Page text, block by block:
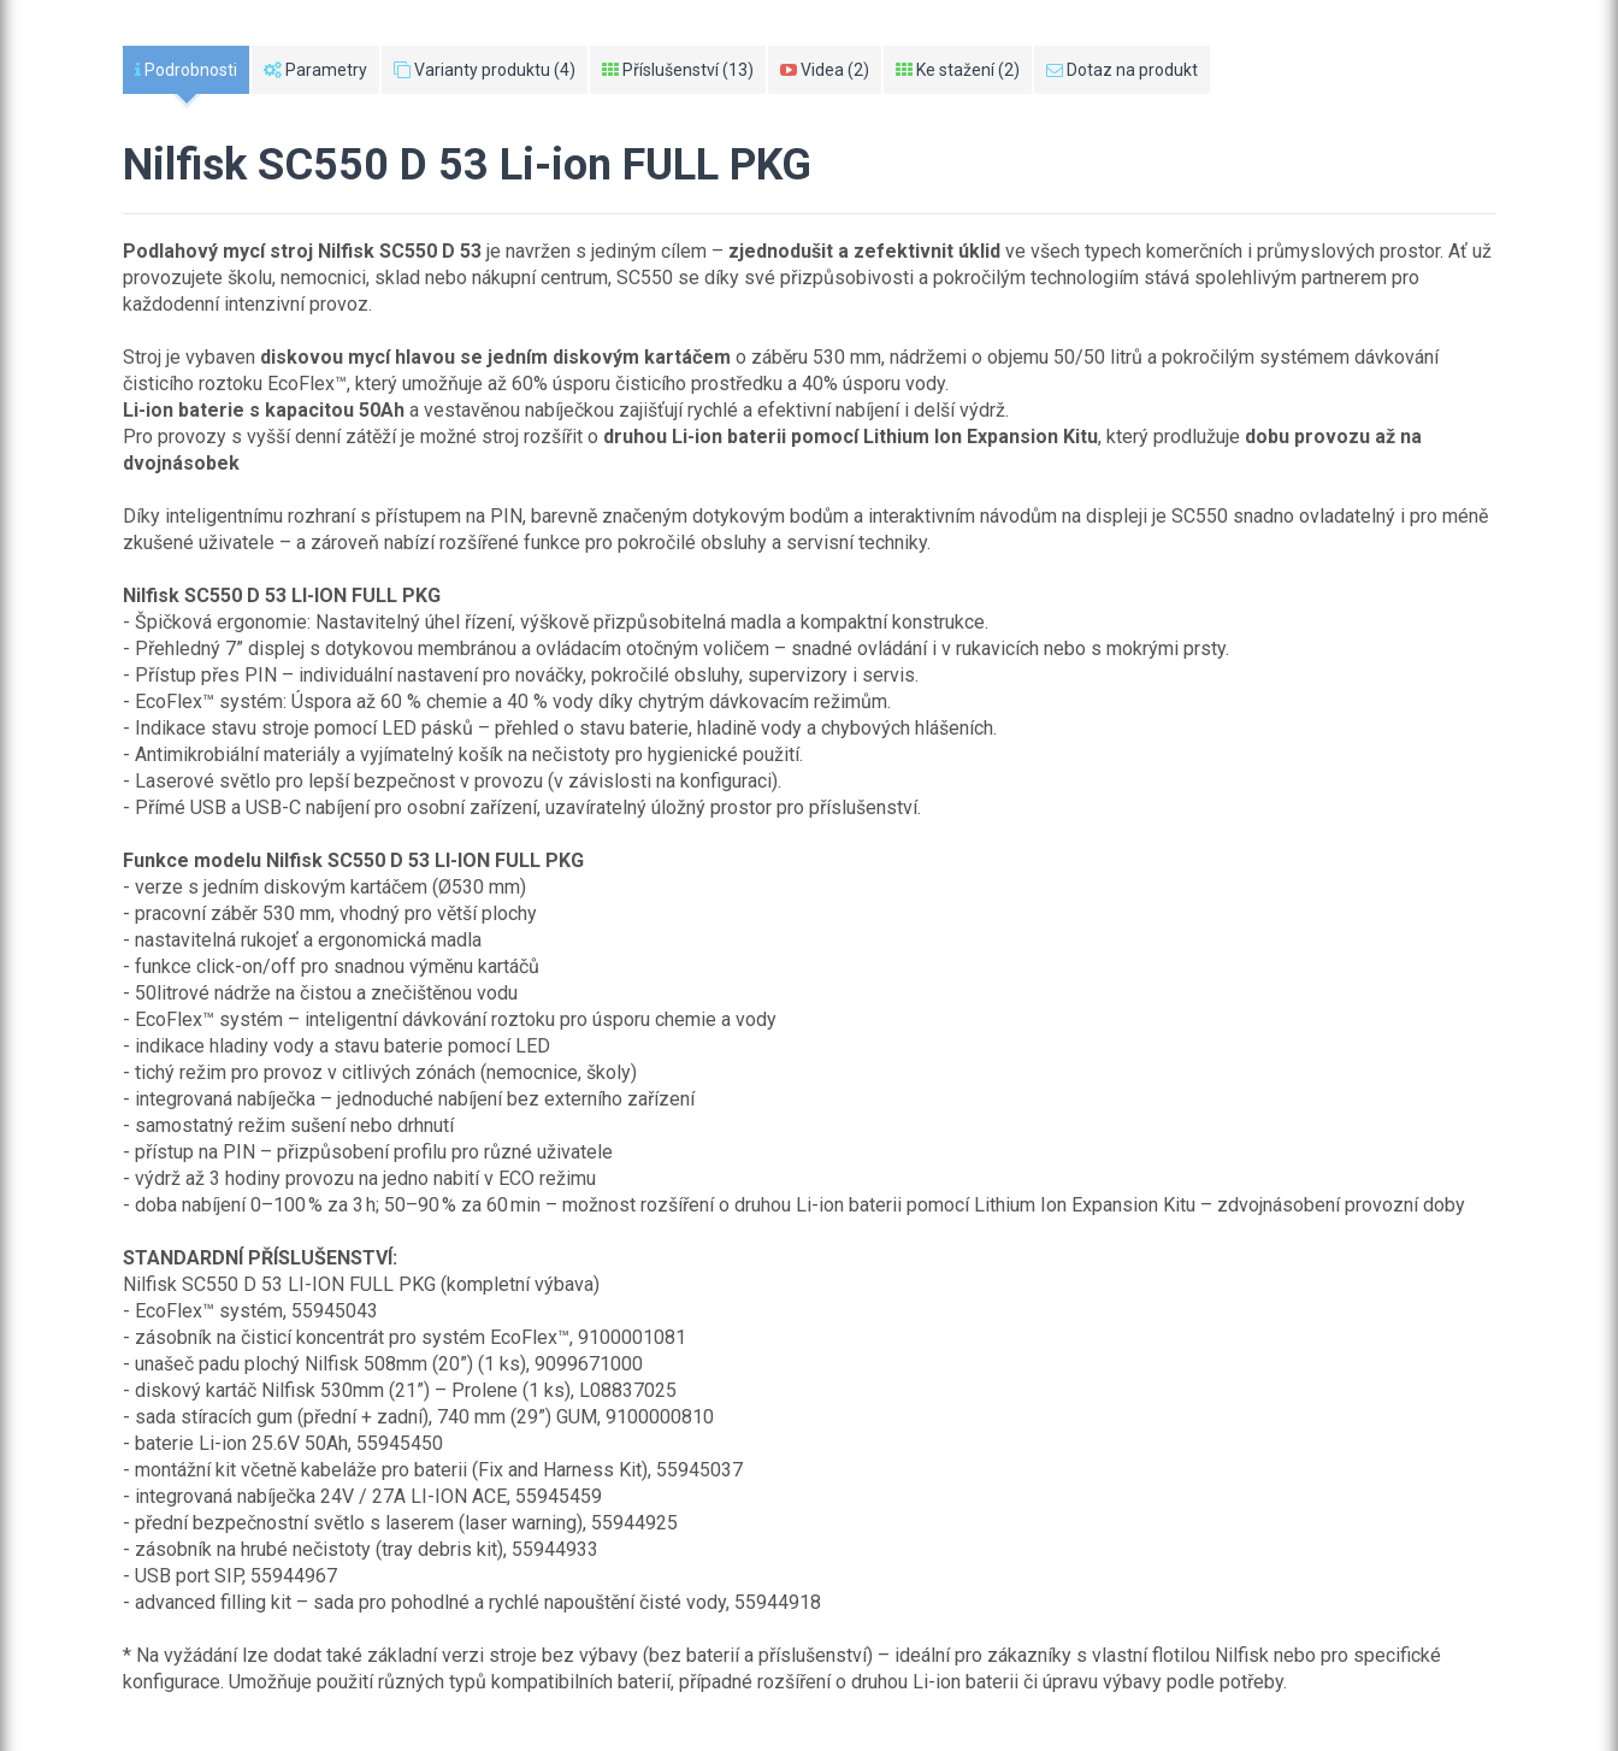
Podrobnosti Parametry Varianty produktu (4) Příslušenství (13) Videa (2) Ke stažení (2) Dotaz na produkt
Nilfisk SC550 D 53 Li-ion FULL PKG
Podlahový mycí stroj Nilfisk SC550 D 53 je navržen s jediným cílem – zjednodušit a zefektivnit úklid ve všech typech komerčních i průmyslových prostor. Ať už
provozujete školu, nemocnici, sklad nebo nákupní centrum, SC550 se díky své přizpůsobivosti a pokročilým technologiím stává spolehlivým partnerem pro
každodenní intenzivní provoz.
Stroj je vybaven diskovou mycí hlavou se jedním diskovým kartáčem o záběru 530 mm, nádržemi o objemu 50/50 litrů a pokročilým systémem dávkování
čisticího roztoku EcoFlex™, který umožňuje až 60% úsporu čisticího prostředku a 40% úsporu vody.
Li-ion baterie s kapacitou 50Ah a vestavěnou nabíječkou zajišťují rychlé a efektivní nabíjení i delší výdrž.
Pro provozy s vyšší denní zátěží je možné stroj rozšířit o druhou Li-ion baterii pomocí Lithium Ion Expansion Kitu, který prodlužuje dobu provozu až na
dvojnásobek
Díky inteligentnímu rozhraní s přístupem na PIN, barevně značeným dotykovým bodům a interaktivním návodům na displeji je SC550 snadno ovladatelný i pro méně
zkušené uživatele – a zároveň nabízí rozšířené funkce pro pokročilé obsluhy a servisní techniky.
Nilfisk SC550 D 53 LI-ION FULL PKG
- Špičková ergonomie: Nastavitelný úhel řízení, výškově přizpůsobitelná madla a kompaktní konstrukce.
- Přehledný 7” displej s dotykovou membránou a ovládacím otočným voličem – snadné ovládání i v rukavicích nebo s mokrými prsty.
- Přístup přes PIN – individuální nastavení pro nováčky, pokročilé obsluhy, supervizory i servis.
- EcoFlex™ systém: Úspora až 60 % chemie a 40 % vody díky chytrým dávkovacím režimům.
- Indikace stavu stroje pomocí LED pásků – přehled o stavu baterie, hladině vody a chybových hlášeních.
- Antimikrobiální materiály a vyjímatelný košík na nečistoty pro hygienické použití.
- Laserové světlo pro lepší bezpečnost v provozu (v závislosti na konfiguraci).
- Přímé USB a USB-C nabíjení pro osobní zařízení, uzavíratelný úložný prostor pro příslušenství.
Funkce modelu Nilfisk SC550 D 53 LI-ION FULL PKG​
- verze s jedním diskovým kartáčem (Ø530 mm)
- pracovní záběr 530 mm, vhodný pro větší plochy
- nastavitelná rukojeť a ergonomická madla
- funkce click-on/off pro snadnou výměnu kartáčů
- 50litrové nádrže na čistou a znečištěnou vodu
- EcoFlex™ systém – inteligentní dávkování roztoku pro úsporu chemie a vody
- indikace hladiny vody a stavu baterie pomocí LED
- tichý režim pro provoz v citlivých zónách (nemocnice, školy)
- integrovaná nabíječka – jednoduché nabíjení bez externího zařízení
- samostatný režim sušení nebo drhnutí
- přístup na PIN – přizpůsobení profilu pro různé uživatele
- výdrž až 3 hodiny provozu na jedno nabití v ECO režimu
- doba nabíjení 0–100 % za 3 h; 50–90 % za 60 min – možnost rozšíření o druhou Li-ion baterii pomocí Lithium Ion Expansion Kitu – zdvojnásobení provozní doby
STANDARDNÍ PŘÍSLUŠENSTVÍ:
Nilfisk SC550 D 53 LI-ION FULL PKG (kompletní výbava)
- EcoFlex™ systém, 55945043
- zásobník na čisticí koncentrát pro systém EcoFlex™, 9100001081
- unašeč padu plochý Nilfisk 508mm (20”) (1 ks), 9099671000
- diskový kartáč Nilfisk 530mm (21”) – Prolene (1 ks), L08837025
- sada stíracích gum (přední + zadní), 740 mm (29”) GUM, 9100000810
- baterie Li-ion 25.6V 50Ah, 55945450
- montážní kit včetně kabeláže pro baterii (Fix and Harness Kit), 55945037
- integrovaná nabíječka 24V / 27A LI-ION ACE, 55945459
- přední bezpečnostní světlo s laserem (laser warning), 55944925
- zásobník na hrubé nečistoty (tray debris kit), 55944933
- USB port SIP, 55944967
- advanced filling kit – sada pro pohodlné a rychlé napouštění čisté vody, 55944918
* Na vyžádání lze dodat také základní verzi stroje bez výbavy (bez baterií a příslušenství) – ideální pro zákazníky s vlastní flotilou Nilfisk nebo pro specifické
konfigurace. Umožňuje použití různých typů kompatibilních baterií, případné rozšíření o druhou Li-ion baterii či úpravu výbavy podle potřeby.